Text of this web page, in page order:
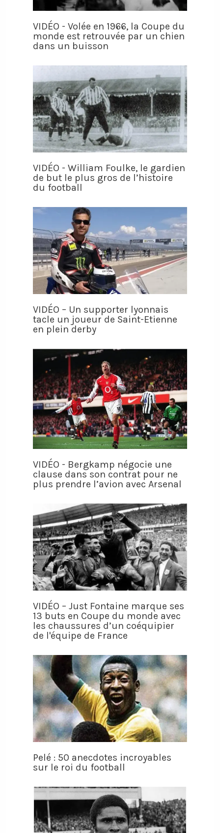
VIDÉO - Volée en 1966, la Coupe du
monde est retrouvée par un chien
dans un buisson
VIDÉO - William Foulke, le gardien
de but le plus gros de l’histoire
du football
VIDÉO – Un supporter lyonnais
tacle un joueur de Saint-Etienne
en plein derby
VIDÉO - Bergkamp négocie une
clause dans son contrat pour ne
plus prendre l’avion avec Arsenal
VIDÉO – Just Fontaine marque ses
13 buts en Coupe du monde avec
les chaussures d’un coéquipier
de l'équipe de France
Pelé : 50 anecdotes incroyables
sur le roi du football